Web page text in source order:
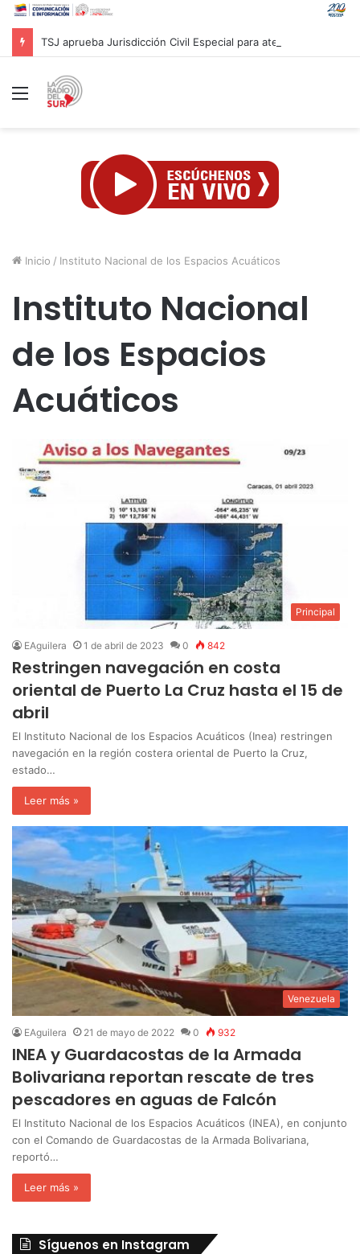
Menú
Inicio / Instituto Nacional de los Espacios Acuáticos
Instituto Nacional
de los Espacios
Acuáticos
Principal
EAguilera 1 de abril de 2023 0 842
Restringen navegación en costa
oriental de Puerto La Cruz hasta el 15 de
abril
El Instituto Nacional de los Espacios Acuáticos (Inea) restringen
navegación en la región costera oriental de Puerto la Cruz,
estado…
Leer más »
Venezuela
EAguilera 21 de mayo de 2022 0 932
INEA y Guardacostas de la Armada
Bolivariana reportan rescate de tres
pescadores en aguas de Falcón
El Instituto Nacional de los Espacios Acuáticos (INEA), en conjunto
con el Comando de Guardacostas de la Armada Bolivariana,
reportó…
Leer más »
Síguenos en Instagram